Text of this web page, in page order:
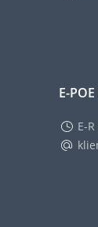
E-
E-